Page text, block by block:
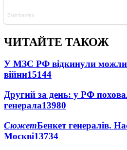
ЧИТАЙТЕ ТАКОЖ
У МЗС РФ відкинули
війни15144
Другий за день: у РФ
генерала13980
СюжетБенкет генералів.
Москві13734